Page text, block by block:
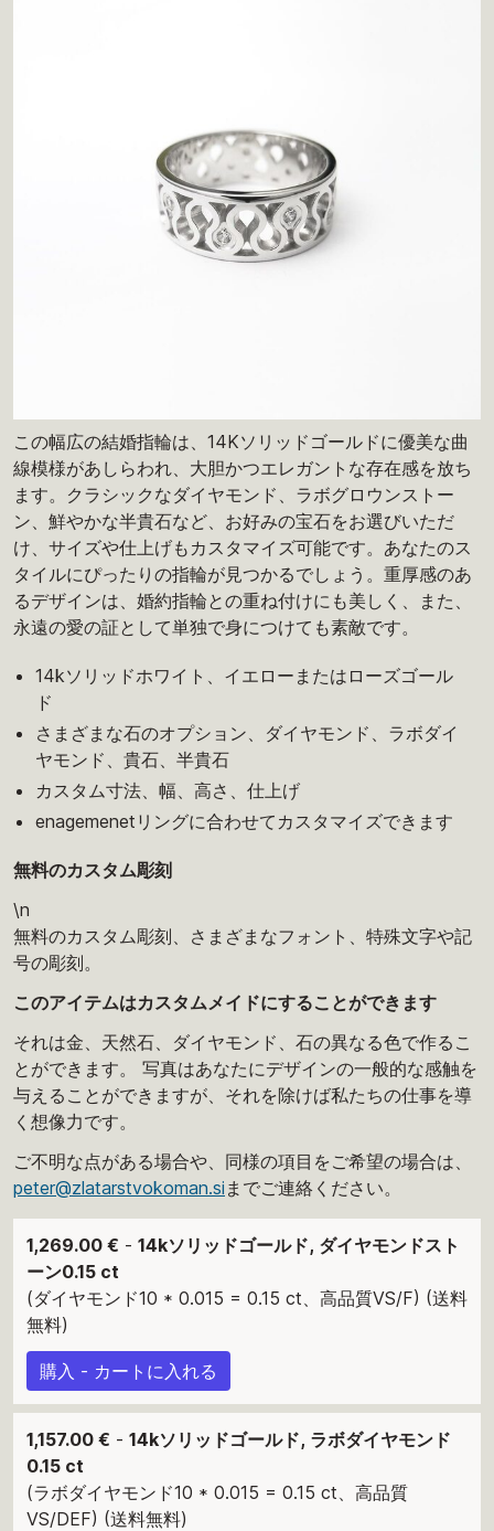
この幅広の結婚指輪は、14Kソリッドゴールドに優美な曲
線模様があしらわれ、大胆かつエレガントな存在感を放ち
ます。クラシックなダイヤモンド、ラボグロウンストー
ン、鮮やかな半貴石など、お好みの宝石をお選びいただ
け、サイズや仕上げもカスタマイズ可能です。あなたのス
タイルにぴったりの指輪が見つかるでしょう。重厚感のあ
るデザインは、婚約指輪との重ね付けにも美しく、また、
永遠の愛の証として単独で身につけても素敵です。
14kソリッドホワイト、イエローまたはローズゴール
ド
さまざまな石のオプション、ダイヤモンド、ラボダイ
ヤモンド、貴石、半貴石
カスタム寸法、幅、高さ、仕上げ
enagemenetリングに合わせてカスタマイズできます
無料のカスタム彫刻
\n
無料のカスタム彫刻、さまざまなフォント、特殊文字や記
号の彫刻。
このアイテムはカスタムメイドにすることができます
それは金、天然石、ダイヤモンド、石の異なる色で作るこ
とができます。 写真はあなたにデザインの一般的な感触を
与えることができますが、それを除けば私たちの仕事を導
く想像力です。
ご不明な点がある場合や、同様の項目をご希望の場合は、
peter@zlatarstvokoman.si までご連絡ください。
1,269.00 € - 14kソリッドゴールド, ダイヤモンドスト
ーン0.15 ct
(ダイヤモンド10 * 0.015 = 0.15 ct、高品質VS/F) (送料
無料)
購入 - カートに入れる
1,157.00 € - 14kソリッドゴールド, ラボダイヤモンド
0.15 ct
(ラボダイヤモンド10 * 0.015 = 0.15 ct、高品質
VS/DEF) (送料無料)